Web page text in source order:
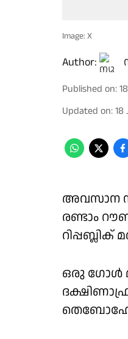
Image: X
Author:
Published on:
Updated on:18
അവസാന
രണ്ടാം
ഒരു ഗോള്‍
തെബോഹോ